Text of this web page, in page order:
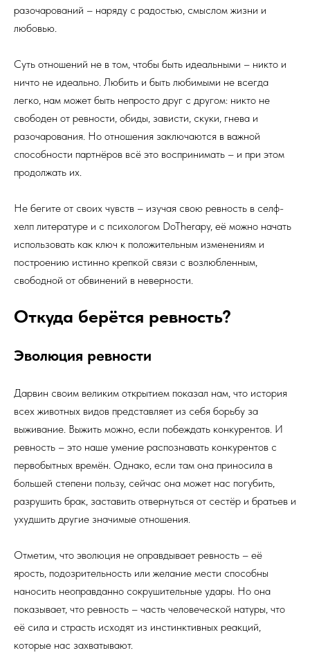
разочарований – наряду с радостью, смыслом жизни и
любовью.
Суть отношений не в том, чтобы быть идеальными – никто и
ничто не идеально. Любить и быть любимыми не всегда
легко, нам может быть непросто друг с другом: никто не
свободен от ревности, обиды, зависти, скуки, гнева и
разочарования. Но отношения заключаются в важной
способности партнёров всё это воспринимать – и при этом
продолжать их.
Не бегите от своих чувств – изучая свою ревность в селф-
хелп литературе и с психологом DoTherapy, её можно начать
использовать как ключ к положительным изменениям и
построению истинно крепкой связи с возлюбленным,
свободной от обвинений в неверности.
Откуда берётся ревность?
Эволюция ревности
Дарвин своим великим открытием показал нам, что история
всех животных видов представляет из себя борьбу за
выживание. Выжить можно, если побеждать конкурентов. И
ревность – это наше умение распознавать конкурентов с
первобытных времён. Однако, если там она приносила в
большей степени пользу, сейчас она может нас погубить,
разрушить брак, заставить отвернуться от сестёр и братьев и
ухудшить другие значимые отношения.
Отметим, что эволюция не оправдывает ревность – её
ярость, подозрительность или желание мести способны
наносить неоправданно сокрушительные удары. Но она
показывает, что ревность – часть человеческой натуры, что
её сила и страсть исходят из инстинктивных реакций,
которые нас захватывают.